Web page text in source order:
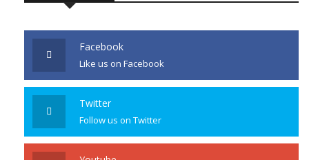
Facebook
Like us on Facebook
Twitter
Follow us on Twitter